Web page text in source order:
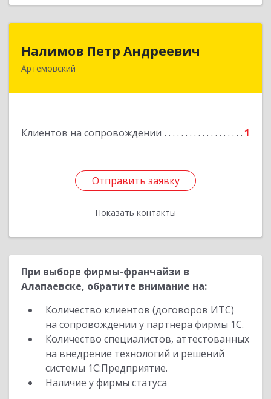
Налимов Петр Андреевич
Артемовский
Клиентов на сопровождении 1
Отправить заявку
Показать контакты
623780, Свердловская обл, Артемовский г,
Отправить заявку
Назад
При выборе фирмы-франчайзи в
Алапаевске, обратите внимание на:
Количество клиентов (договоров ИТС)
на сопровождении у партнера фирмы 1С.
Количество специалистов, аттестованных
на внедрение технологий и решений
системы 1С:Предприятие.
Наличие у фирмы статуса